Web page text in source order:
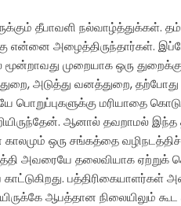
தீபாவளி நல்வாழ்த்துக்கள்.
என்னை அழைத்திருந்தார்கள்.
முறையாக ஒரு
அடுத்து வனத்துறை,
பொறுப்புகளுக்கு மரியாதை
ஆனால் தவறாமல் இந்த
ஒரு சங்கத்தை
அவரையே தலைவியாக ஏற்றுக்
ஆபத்தான நிலையிலும்